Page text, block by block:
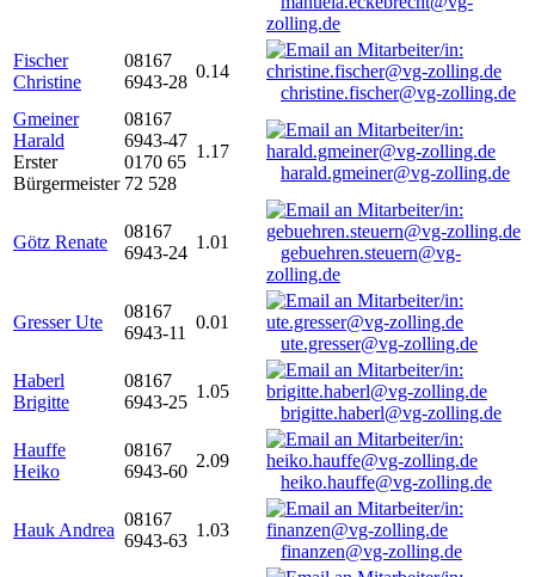
zolling.de
Fischer
Christine
08167
6943-28
0.14
christine.fischer@vg-zolling.de
Gmeiner
Harald
Erster
Bürgermeister
08167
6943-47
0170 65
72 528
1.17
harald.gmeiner@vg-zolling.de
Götz Renate
08167
6943-24
1.01
gebuehren.steuern@vg-
zolling.de
Gresser Ute
08167
6943-11
0.01
ute.gresser@vg-zolling.de
Haberl
Brigitte
08167
6943-25
1.05
brigitte.haberl@vg-zolling.de
Hauffe
Heiko
08167
6943-60
2.09
heiko.hauffe@vg-zolling.de
Hauk Andrea
08167
6943-63
1.03
finanzen@vg-zolling.de